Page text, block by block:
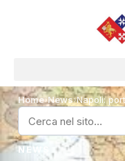
Home›News›Napoli:
NEWS